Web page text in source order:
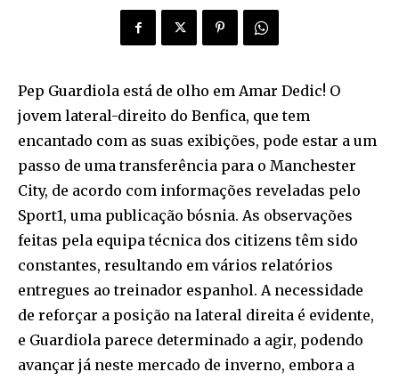
Pep Guardiola está de olho em Amar Dedic! O
jovem lateral-direito do Benfica, que tem
encantado com as suas exibições, pode estar a um
passo de uma transferência para o Manchester
City, de acordo com informações reveladas pelo
Sport1, uma publicação bósnia. As observações
feitas pela equipa técnica dos citizens têm sido
constantes, resultando em vários relatórios
entregues ao treinador espanhol. A necessidade
de reforçar a posição na lateral direita é evidente,
e Guardiola parece determinado a agir, podendo
avançar já neste mercado de inverno, embora a